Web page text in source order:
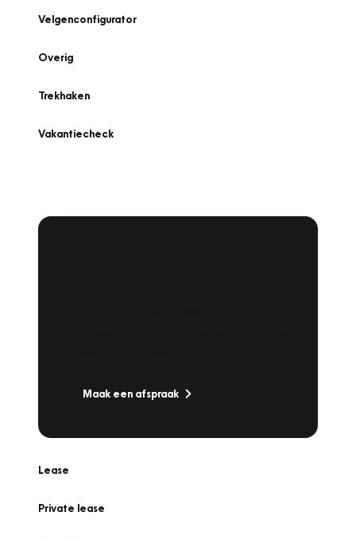
Velgenconfigurator
Overig
Trekhaken
Vakantiecheck
Maak een afspraak
Lease
Private lease